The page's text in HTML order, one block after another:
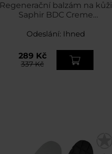
Regenerační balzám na kůži
Saphir BDC Creme
Odeslání: Ihned
289 Kč
337 Kč